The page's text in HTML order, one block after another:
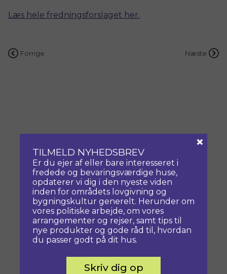
Læs hele fredningsforslaget her.
Indlægsnavigation
Forrige Næste
TILMELD NYHEDSBREV
Er du ejer af eller bare interesseret i
fredede og bevaringsværdige huse,
opdaterer vi dig i den nyeste viden
inden for områdets lovgivning og
bygningskultur generelt. Herunder om
vores politiske arbejde, om vores
arrangementer og rejser, samt tips til
nye produkter og gode råd til, hvordan
du passer godt på dit hus.
Skriv dig op
×